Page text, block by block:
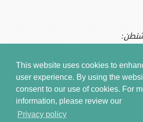
This website uses cookies to
user experience. By using the
consent to our use of cookies. For
information, please review our
Privacy policy